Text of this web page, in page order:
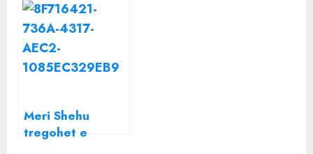
paralajmëron
këtë shenjë
horoskopi
Meri Shehu
tregohet e